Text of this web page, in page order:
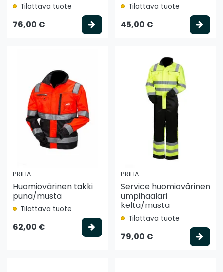
Tilattava tuote
76,00 € Valitse vaihtoehto
Tilattava tuote
45,00 €
PRIHA
Huomiovärinen takki
puna/musta
Tilattava tuote
62,00 €
PRIHA
Service huomiovärinen
umpihaalari
kelta/musta
Tilattava tuote
79,00 €